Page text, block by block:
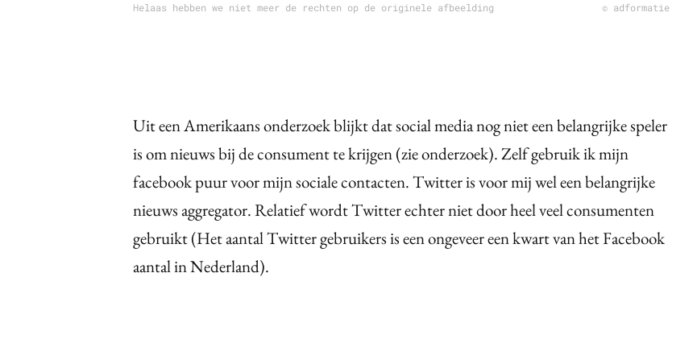
Helaas hebben we niet meer de rechten op de originele afbeelding © adformatie
Uit een Amerikaans onderzoek blijkt dat social media nog niet een belangrijke speler
is om nieuws bij de consument te krijgen (zie onderzoek). Zelf gebruik ik mijn
facebook puur voor mijn sociale contacten. Twitter is voor mij wel een belangrijke
nieuws aggregator. Relatief wordt Twitter echter niet door heel veel consumenten
gebruikt (Het aantal Twitter gebruikers is een ongeveer een kwart van het Facebook
aantal in Nederland).